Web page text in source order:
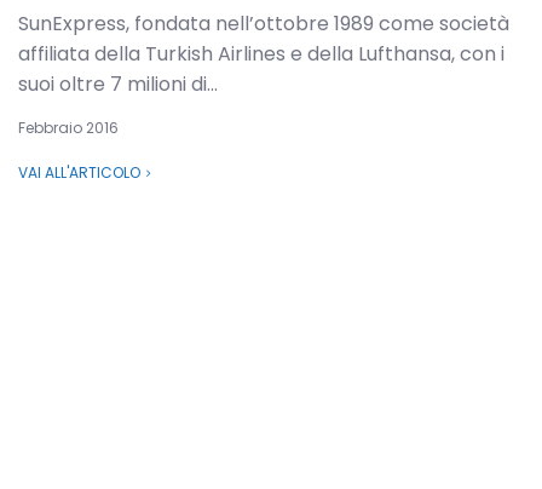
SunExpress, fondata nell’ottobre 1989 come società
affiliata della Turkish Airlines e della Lufthansa, con i
suoi oltre 7 milioni di...
Febbraio 2016
VAI ALL'ARTICOLO